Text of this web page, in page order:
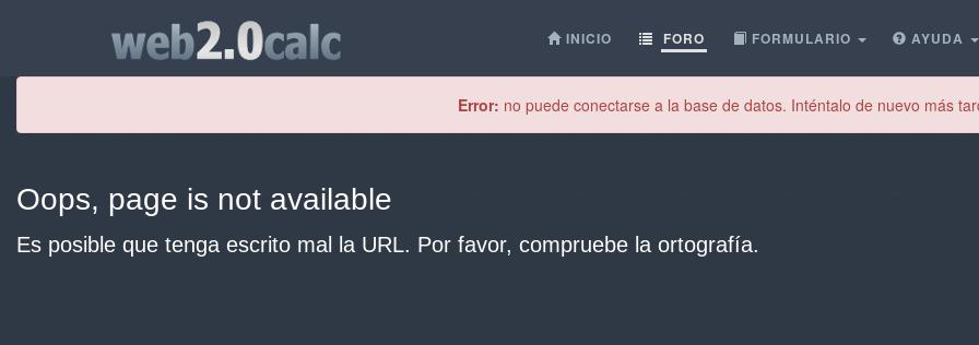
INICIO FORO FORMULARIO AYUDA
Error: no puede conectarse a la base de datos. Inténtalo de nuevo más
Oops, page is not available
Es posible que tenga escrito mal la URL. Por favor, compruebe la ortografía.